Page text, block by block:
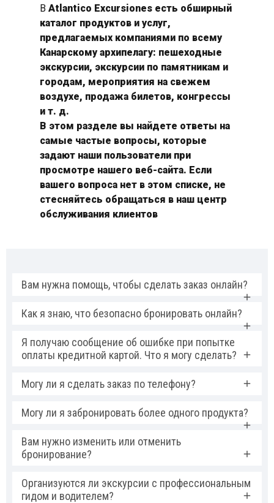
В Atlantico Excursiones есть обширный
каталог продуктов и услуг,
предлагаемых компаниями по всему
Канарскому архипелагу: пешеходные
экскурсии, экскурсии по памятникам и
городам, мероприятия на свежем
воздухе, продажа билетов, конгрессы
и т. д.
В этом разделе вы найдете ответы на
самые частые вопросы, которые
задают наши пользователи при
просмотре нашего веб-сайта. Если
вашего вопроса нет в этом списке, не
стесняйтесь обращаться в наш центр
обслуживания клиентов
Вам нужна помощь, чтобы сделать заказ онлайн?
Как я знаю, что безопасно бронировать онлайн?
Я получаю сообщение об ошибке при попытке
оплаты кредитной картой. Что я могу сделать?
Могу ли я сделать заказ по телефону?
Могу ли я забронировать более одного продукта?
Вам нужно изменить или отменить
бронирование?
Организуются ли экскурсии с профессиональным
гидом и водителем?